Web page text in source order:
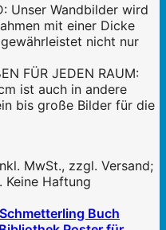
Unser Wandbilder wird
mit einer Dicke
nicht nur
FÜR JEDEN RAUM:
ist auch in andere
bis große Bilder für die
MwSt., zzgl. Versand;
Keine Haftung